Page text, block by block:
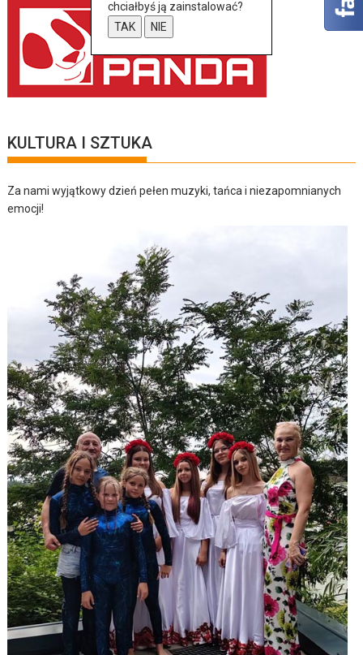
KULTURA I SZTUKA
Za nami wyjątkowy dzień pełen muzyki, tańca i niezapomnianych
emocji!
chciałbyś ją zainstalować?
TAK
NIE